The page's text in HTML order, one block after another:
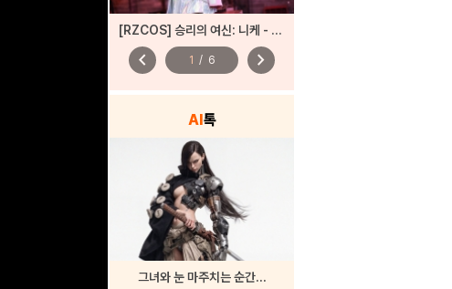
[RZCOS] 승리의 여신: 니케 - 바이퍼 (Model. 시루)
chevron_left 1 / 6 chevron_right
AI톡
그녀와 눈 마주치는 순간...